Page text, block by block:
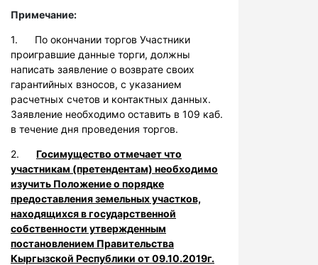
Примечание:
1. По окончании торгов Участники
проигравшие данные торги, должны
написать заявление о возврате своих
гарантийных взносов, с указанием
расчетных счетов и контактных данных.
Заявление необходимо оставить в 109 каб.
в течение дня проведения торгов.
2. Госимущество отмечает что
участникам (претендентам) необходимо
изучить Положение о порядке
предоставления земельных участков,
находящихся в государственной
собственности утвержденным
постановлением Правительства
Кыргызской Республики от 09.10.2019г.